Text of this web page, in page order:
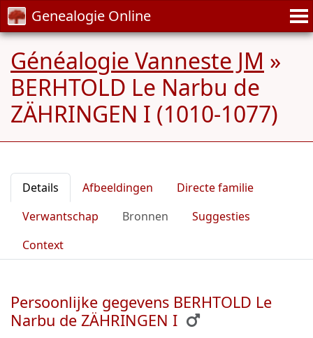
Genealogie Online
Généalogie Vanneste JM »
BERHTOLD Le Narbu de
ZÄHRINGEN I (1010-1077)
Details Afbeeldingen
Directe familie
Verwantschap
Bronnen
Suggesties
Context
Persoonlijke gegevens BERHTOLD Le
Narbu de ZÄHRINGEN I